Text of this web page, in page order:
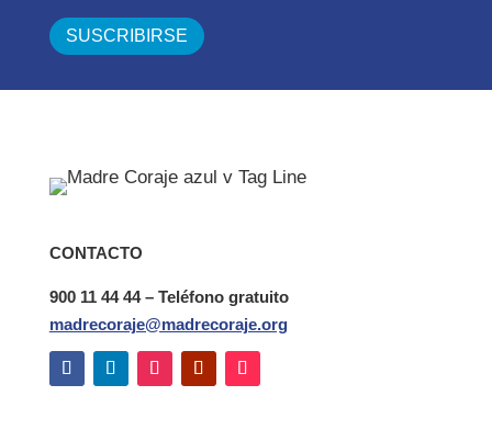
CONTACTO
900 11 44 44 – Teléfono gratuito
madrecoraje@madrecoraje.org